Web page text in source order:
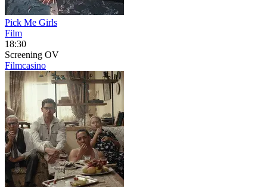
Pick Me Girls
Film
18:30
Screening OV
Filmcasino